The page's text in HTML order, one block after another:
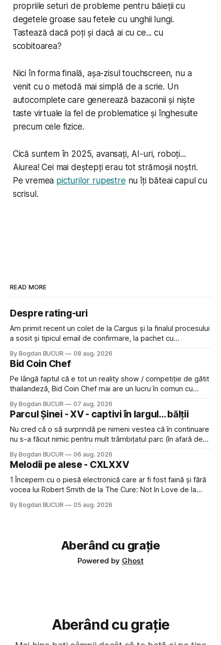
propriile seturi de probleme pentru băieții cu
degetele groase sau fetele cu unghii lungi.
Tastează dacă poți și dacă ai cu ce... cu
scobitoarea?
Nici în forma finală, așa-zisultouchscreen, nu a
venit cu o metodă mai simplă de a scrie. Un
autocomplete care generează bazaconii și niște
taste virtuale la fel de problematice și înghesuite
precum cele fizice.
Cică suntem în 2025, avansați, AI-uri, roboți...
Aiurea! Cei mai deștepți erau tot strămoșii noștri.
Pe vremea picturilor rupestre nu îți băteai capul cu
scrisul.
READ MORE
Despre rating-uri
Am primit recent un colet de la Cargus și la finalul procesului
a sosit și tipicul email de confirmare, la pachet cu
feedback-ului și eram în toate bune, de data asta am dat
click să le las un rating. Un 5
By Bogdan BUCUR 08 aug. 2026
Bid Coin Chef
Pe lângă faptul că e tot un reality show / competiție de gătit
thailandeză, Bid Coin Chef mai are un lucru în comun cu
lăsat rece la prima vedere, după care m-a făcut să mă
îndrăgostesc de el. Nu mi-a plăcut faptul
By Bogdan BUCUR 07 aug. 2026
Parcul Șinei - XV - captivi în largul... bălții
Nu cred că o să surprindă pe nimeni vestea că în continuare
nu s-a făcut nimic pentru mult trâmbițatul parc (în afară de
timp pui și latră prin gard la lumea care trece prin zonă). Am
avut, în schimb, o belea
By Bogdan BUCUR 06 aug. 2026
Melodii pe alese - CXLXXV
1 Începem cu o piesă electronică care ar fi fost faină și fără
vocea lui Robert Smith de la The Cure: Not In Love de la
a dovedit că jumătatea masculină a acelui duo era cam
By Bogdan BUCUR 05 aug. 2026
Aberând cu grație
Powered by Ghost
Aberând cu grație